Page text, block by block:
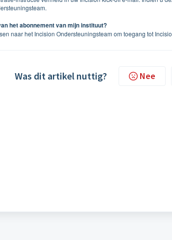
het abonnement van mijn instituut?
naar het Incision Ondersteuningsteam om toegang tot
Was dit artikel nuttig? Nee